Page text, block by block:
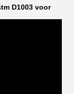
D1003 voor